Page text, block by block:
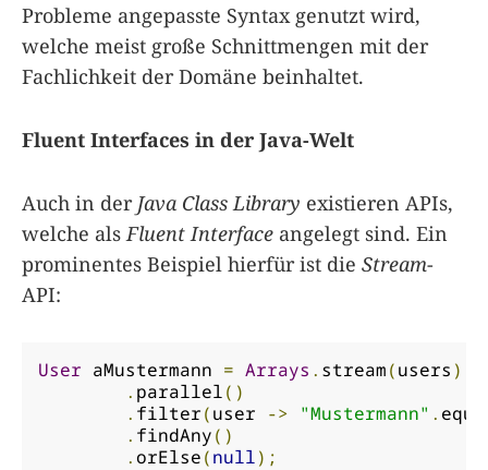
Probleme angepasste Syntax genutzt wird,
welche meist große Schnittmengen mit der
Fachlichkeit der Domäne beinhaltet.
Fluent Interfaces in der Java-Welt
Auch in der Java Class Library existieren APIs,
welche als Fluent Interface angelegt sind. Ein
prominentes Beispiel hierfür ist die Stream-
API:
User aMustermann = Arrays . stream(users )
. parallel()
. filter(user -> "Mustermann" .
. findAny()
.orElse(null);